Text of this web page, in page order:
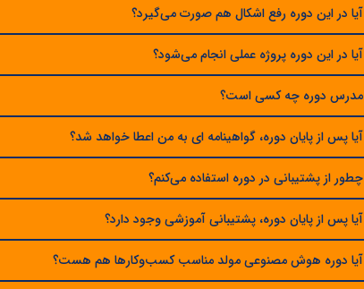
آیا در این دوره رفع اشکال هم صورت می‌گیرد؟
آیا در این دوره پروژه عملی انجام می‌شود؟
مدرس دوره چه کسی است؟
آیا پس از پایان دوره، گواهینامه ای به من اعطا خواهد شد؟
چطور از پشتیبانی در دوره استفاده می‌کنم؟
آیا پس از پایان دوره، پشتیبانی آموزشی وجود دارد؟
آیا دوره هوش مصنوعی مولد مناسب کسب‌وکارها هم هست؟